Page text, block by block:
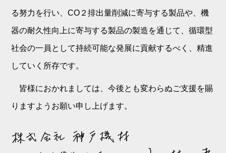
る努力を行い、CO２排出量削減に寄与する製品や、機
器の耐久性向上に寄与する製品の製造を通じて、循環型
社会の一員として持続可能な発展に貢献するべく、精進
していく所存です。
皆様におかれましては、今後とも変わらぬご支援を賜
りますようお願い申し上げます。